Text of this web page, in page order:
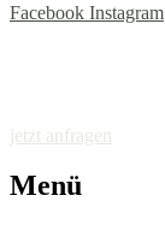
Facebook Instagram
jetzt anfragen
Menü